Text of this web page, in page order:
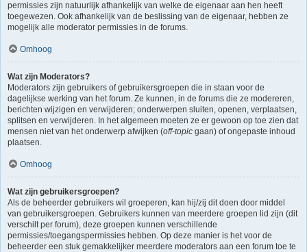
permissies zijn natuurlijk afhankelijk van welke de eigenaar aan hen heeft
toegewezen. Ook afhankelijk van de beslissing van de eigenaar, hebben ze
mogelijk alle moderator permissies in de forums.
Omhoog
Wat zijn Moderators?
Moderators zijn gebruikers of gebruikersgroepen die in staan voor de
dagelijkse werking van het forum. Ze kunnen, in de forums die ze modereren,
berichten wijzigen en verwijderen; onderwerpen sluiten, openen, verplaatsen,
splitsen en verwijderen. In het algemeen moeten ze er gewoon op toe zien dat
mensen niet van het onderwerp afwijken (off-topic gaan) of ongepaste inhoud
plaatsen.
Omhoog
Wat zijn gebruikersgroepen?
Als de beheerder gebruikers wil groeperen, kan hij/zij dit doen door middel
van gebruikersgroepen. Gebruikers kunnen van meerdere groepen lid zijn (dit
verschilt per forum), deze groepen kunnen verschillende
permissies/toegangspermissies hebben. Op deze manier is het voor de
beheerder een stuk gemakkelijker meerdere moderators aan een forum toe te